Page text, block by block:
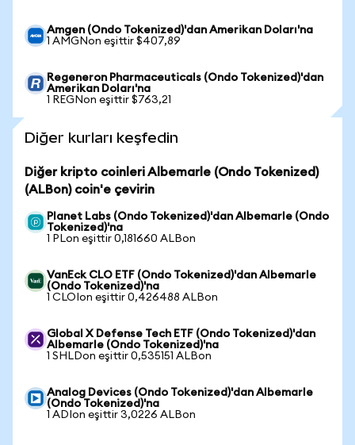
Amgen (Ondo Tokenized)'dan Amerikan Doları'na
1 AMGNon eşittir $407,89
Regeneron Pharmaceuticals (Ondo Tokenized)'dan
Amerikan Doları'na
1 REGNon eşittir $763,21
Diğer kurları keşfedin
Diğer kripto coinleri Albemarle (Ondo Tokenized)
(ALBon) coin'e çevirin
Planet Labs (Ondo Tokenized)'dan Albemarle (Ondo
Tokenized)'na
1 PLon eşittir 0,181660 ALBon
VanEck CLO ETF (Ondo Tokenized)'dan Albemarle
(Ondo Tokenized)'na
1 CLOIon eşittir 0,426488 ALBon
Global X Defense Tech ETF (Ondo Tokenized)'dan
Albemarle (Ondo Tokenized)'na
1 SHLDon eşittir 0,535151 ALBon
Analog Devices (Ondo Tokenized)'dan Albemarle
(Ondo Tokenized)'na
1 ADIon eşittir 3,0226 ALBon